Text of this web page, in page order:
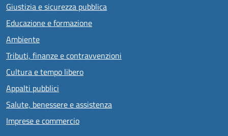
Giustizia e sicurezza pubblica
Educazione e formazione
Ambiente
Tributi, finanze e contravvenzioni
Cultura e tempo libero
Appalti pubblici
Salute, benessere e assistenza
Imprese e commercio